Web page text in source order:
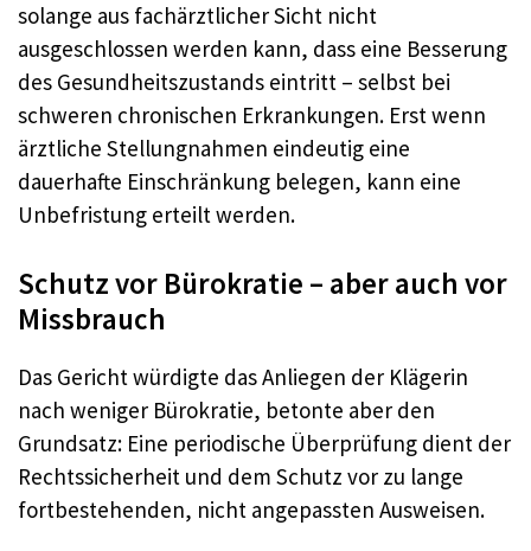
solange aus fachärztlicher Sicht nicht
ausgeschlossen werden kann, dass eine Besserung
des Gesundheitszustands eintritt – selbst bei
schweren chronischen Erkrankungen. Erst wenn
ärztliche Stellungnahmen eindeutig eine
dauerhafte Einschränkung belegen, kann eine
Unbefristung erteilt werden.
Schutz vor Bürokratie – aber auch vor
Missbrauch
Das Gericht würdigte das Anliegen der Klägerin
nach weniger Bürokratie, betonte aber den
Grundsatz: Eine periodische Überprüfung dient der
Rechtssicherheit und dem Schutz vor zu lange
fortbestehenden, nicht angepassten Ausweisen.